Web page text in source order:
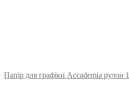
Папір для графіки Accademia рулон